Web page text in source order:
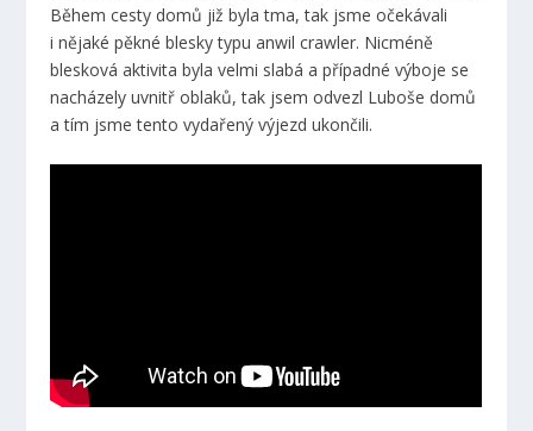
Během cesty domů již byla tma, tak jsme očekávali
i nějaké pěkné blesky typu anwil crawler. Nicméně
blesková aktivita byla velmi slabá a případné výboje se
nacházely uvnitř oblaků, tak jsem odvezl Luboše domů
a tím jsme tento vydařený výjezd ukončili.